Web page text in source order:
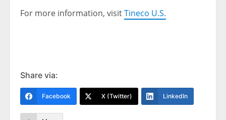
For more information, visitTineco U.S.
Share via:
Facebook X (Twitter) LinkedIn